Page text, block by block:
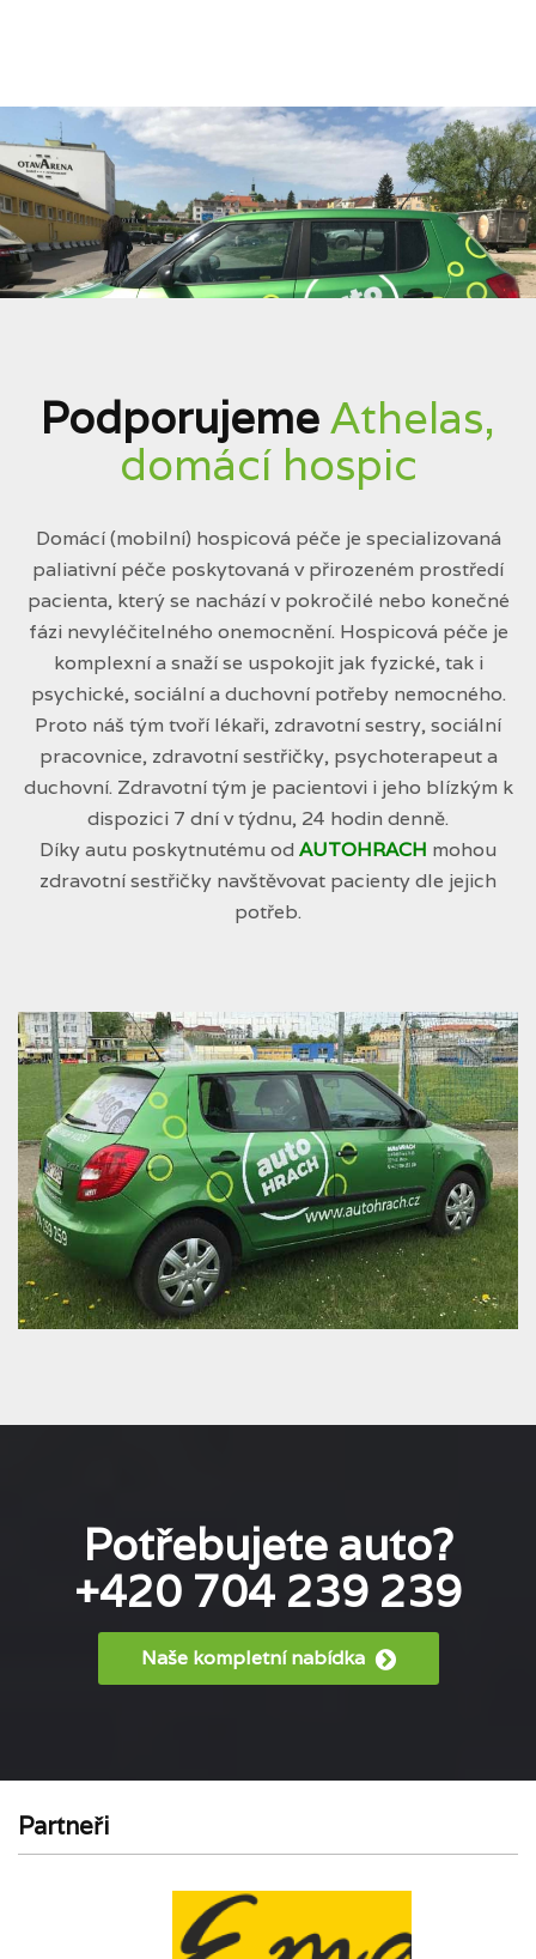
PodporujemeAthelas,
domácí hospic
Domácí (mobilní) hospicová péče je specializovaná
paliativní péče poskytovaná v přirozeném prostředí
pacienta, který se nachází v pokročilé nebo konečné
fázi nevyléčitelného onemocnění. Hospicová péče je
komplexní a snaží se uspokojit jak fyzické, tak i
psychické, sociální a duchovní potřeby nemocného.
Proto náš tým tvoří lékaři, zdravotní sestry, sociální
pracovnice, zdravotní sestřičky, psychoterapeut a
duchovní. Zdravotní tým je pacientovi i jeho blízkým k
dispozici 7 dní v týdnu, 24 hodin denně.
Díky autu poskytnutému od AUTOHRACH mohou
zdravotní sestřičky navštěvovat pacienty dle jejich
potřeb.
Potřebujete auto?
+420 704 239 239
Naše kompletní nabídka
Partneři